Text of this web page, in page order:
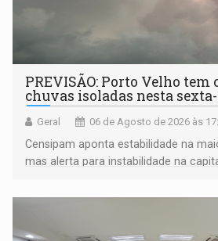
PREVISÃO: Porto Velho tem
chuvas isoladas nesta
Geral 06 de Agosto de 2026 às
Censipam aponta estabilidade na
mas alerta para instabilidade na